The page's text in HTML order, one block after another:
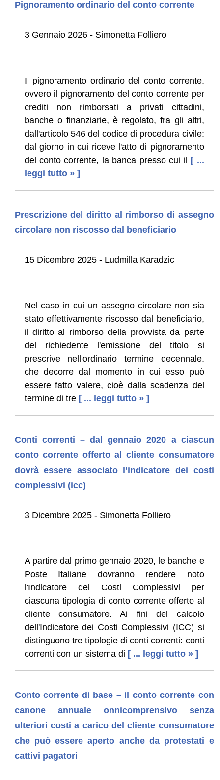
Pignoramento ordinario del conto corrente
3 Gennaio 2026 - Simonetta Folliero
Il pignoramento ordinario del conto corrente,
ovvero il pignoramento del conto corrente per
crediti non rimborsati a privati cittadini,
banche o finanziarie, è regolato, fra gli altri,
dall'articolo 546 del codice di procedura civile:
dal giorno in cui riceve l'atto di pignoramento
del conto corrente, la banca presso cui il [ ...
leggi tutto » ]
Prescrizione del diritto al rimborso di assegno
circolare non riscosso dal beneficiario
15 Dicembre 2025 - Ludmilla Karadzic
Nel caso in cui un assegno circolare non sia
stato effettivamente riscosso dal beneficiario,
il diritto al rimborso della provvista da parte
del richiedente l'emissione del titolo si
prescrive nell'ordinario termine decennale,
che decorre dal momento in cui esso può
essere fatto valere, cioè dalla scadenza del
termine di tre [ ... leggi tutto » ]
Conti correnti – dal gennaio 2020 a ciascun
conto corrente offerto al cliente consumatore
dovrà essere associato l’indicatore dei costi
complessivi (icc)
3 Dicembre 2025 - Simonetta Folliero
A partire dal primo gennaio 2020, le banche e
Poste Italiane dovranno rendere noto
l'Indicatore dei Costi Complessivi per
ciascuna tipologia di conto corrente offerto al
cliente consumatore. Ai fini del calcolo
dell'Indicatore dei Costi Complessivi (ICC) si
distinguono tre tipologie di conti correnti: conti
correnti con un sistema di [ ... leggi tutto » ]
Conto corrente di base – il conto corrente con
canone annuale onnicomprensivo senza
ulteriori costi a carico del cliente consumatore
che può essere aperto anche da protestati e
cattivi pagatori